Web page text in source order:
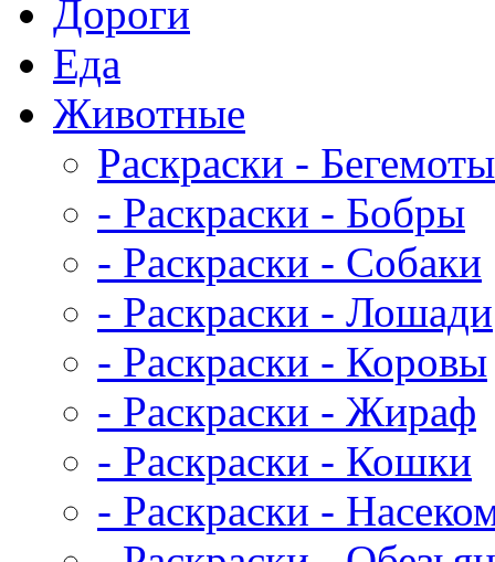
Дороги
Еда
Животныe
Раскраски - Бегемоты
- Раскраски - Бобры
- Раскраски - Собаки
- Раскраски - Лошади
- Раскраски - Коровы
- Раскраски - Жираф
- Раскраски - Кошки
- Раскраски -